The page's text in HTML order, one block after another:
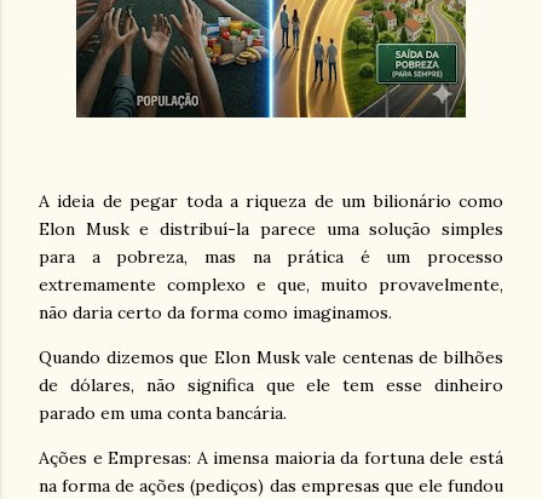
A ideia de pegar toda a riqueza de um bilionário como
Elon Musk e distribuí-la parece uma solução simples
para a pobreza, mas na prática é um processo
extremamente complexo e que, muito provavelmente,
não daria certo da forma como imaginamos.
Quando dizemos que Elon Musk vale centenas de bilhões
de dólares, não significa que ele tem esse dinheiro
parado em uma conta bancária.
Ações e Empresas: A imensa maioria da fortuna dele está
na forma de ações (pediços) das empresas que ele fundou